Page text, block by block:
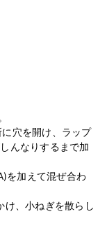
穴を開け、ラップ
んなりするまで加
を加えて混ぜ合わ
け、小ねぎを散らし